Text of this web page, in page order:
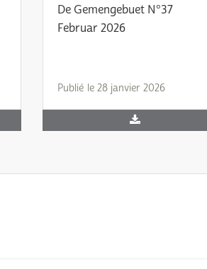
De Gemengebuet N°37
Februar 2026
Publié le 28 janvier 2026